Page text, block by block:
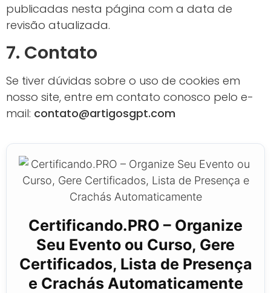
publicadas nesta página com a data de
revisão atualizada.
7. Contato
Se tiver dúvidas sobre o uso de cookies em
nosso site, entre em contato conosco pelo e-
mail: contato@artigosgpt.com
Certificando.PRO – Organize
Seu Evento ou Curso, Gere
Certificados, Lista de Presença
e Crachás Automaticamente